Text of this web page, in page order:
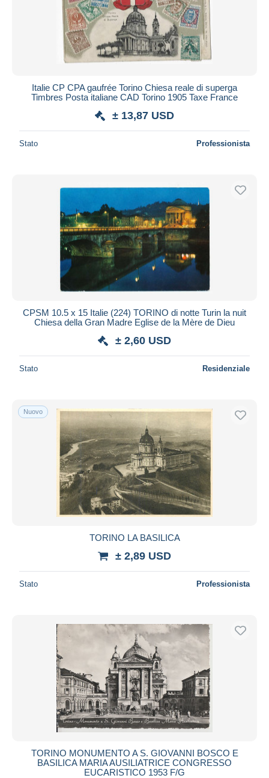
Italie CP CPA gaufrée Torino Chiesa reale di superga
Timbres Posta italiane CAD Torino 1905 Taxe France
± 13,87 USD
Stato Professionista
CPSM 10.5 x 15 Italie (224) TORINO di notte Turin la nuit
Chiesa della Gran Madre Eglise de la Mère de Dieu
± 2,60 USD
Stato Residenziale
Nuovo
TORINO LA BASILICA
± 2,89 USD
Stato Professionista
TORINO MONUMENTO A S. GIOVANNI BOSCO E
BASILICA MARIA AUSILIATRICE CONGRESSO
EUCARISTICO 1953 F/G